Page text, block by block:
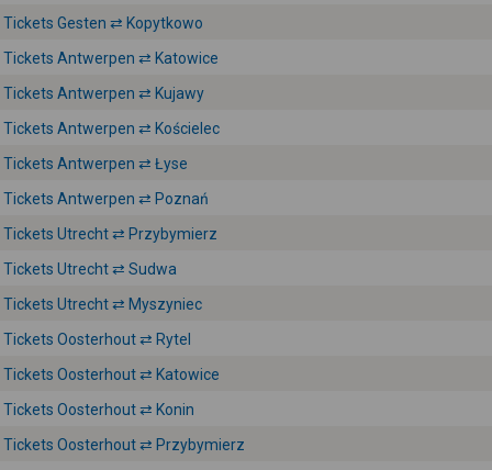
Tickets Gesten ⇄ Kopytkowo
Tickets Antwerpen ⇄ Katowice
Tickets Antwerpen ⇄ Kujawy
Tickets Antwerpen ⇄ Kościelec
Tickets Antwerpen ⇄ Łyse
Tickets Antwerpen ⇄ Poznań
Tickets Utrecht ⇄ Przybymierz
Tickets Utrecht ⇄ Sudwa
Tickets Utrecht ⇄ Myszyniec
Tickets Oosterhout ⇄ Rytel
Tickets Oosterhout ⇄ Katowice
Tickets Oosterhout ⇄ Konin
Tickets Oosterhout ⇄ Przybymierz